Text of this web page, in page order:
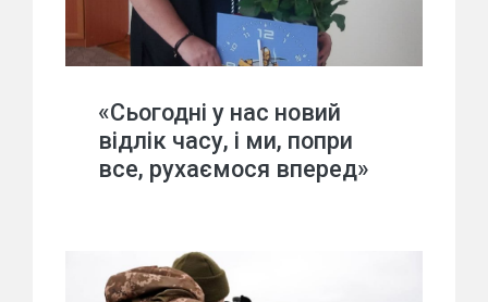
«Сьогодні у нас новий
відлік часу, і ми, попри
все, рухаємося вперед»